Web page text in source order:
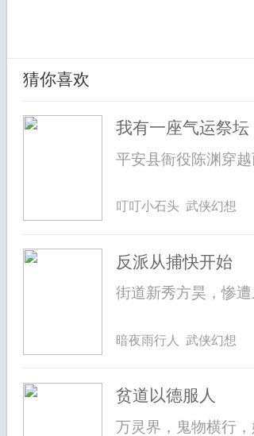
猜你喜欢
我有一座气运祭坛
平安县衙役陈渊穿
叮叮小石头 武侠幻想
反派从捕快开始
街道新秀方昊，惨
暗夜雨行人 武侠幻想
贫道以德服人
万灵界，鬼物横行